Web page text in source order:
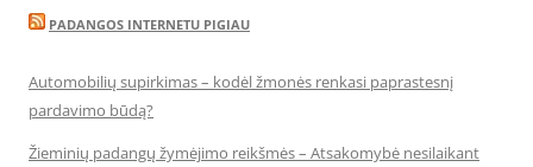
PADANGOS INTERNETU PIGIAU
Automobilių supirkimas – kodėl žmonės renkasi paprastesnį
pardavimo būdą?
Žieminių padangų žymėjimo reikšmės – Atsakomybė nesilaikant